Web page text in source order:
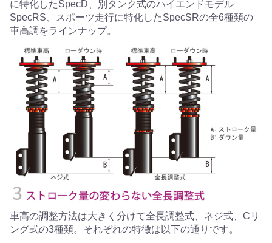
に特化したSpecD、別タンク式のハイエンドモデル
SpecRS、スポーツ走行に特化したSpecSRの全6種類の
車高調をラインナップ。
車高の調整方法は大きく分けて全長調整式、ネジ式、Cリ
ング式の3種類。それぞれの特徴は以下の通りです。